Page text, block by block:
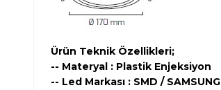
Ürün Teknik Özellikleri;
-- Materyal : Plastik Enjeksiyon
-- Led Markası : SMD / SAMSUNG